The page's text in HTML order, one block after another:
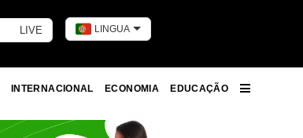
LIVE LINGUA
INTERNACIONAL ECONOMIA
EDUCAÇÃO